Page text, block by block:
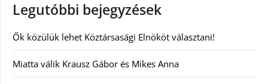
Legutóbbi bejegyzések
Ők közülük lehet Köztársasági Elnököt választani!
Miatta válik Krausz Gábor és Mikes Anna